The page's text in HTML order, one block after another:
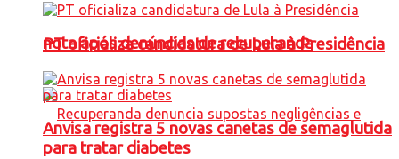
nota após denúncias de recuperanda
PT oficializa candidatura de Lula à Presidência
Anvisa registra 5 novas canetas de semaglutida
para tratar diabetes